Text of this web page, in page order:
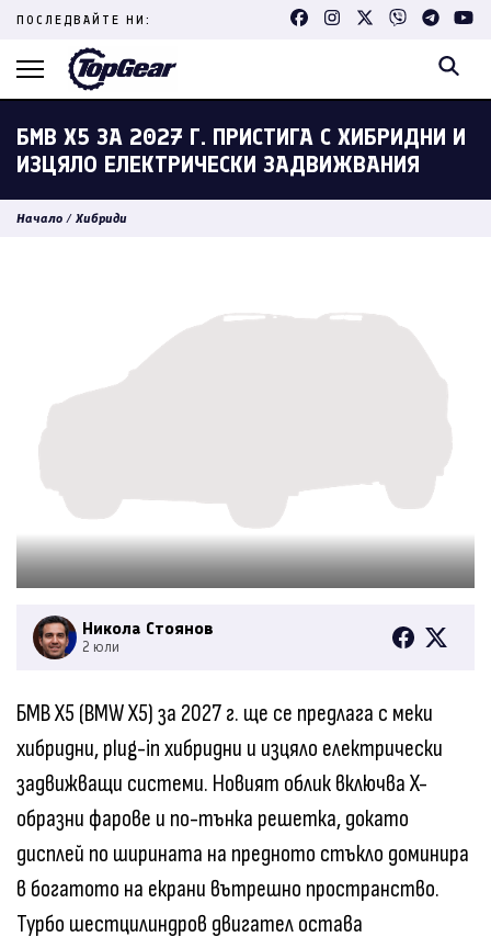
Skip
content
ПОСЛЕДВАЙТЕ НИ:
БМВ X5 ЗА 2027 Г. ПРИСТИГА С ХИБРИДНИ И
ИЗЦЯЛО ЕЛЕКТРИЧЕСКИ ЗАДВИЖВАНИЯ
Начало / Хибриди
Никола Стоянов
2 юли
БМВ X5 (BMW X5) за 2027 г. ще се предлага с меки
хибридни, plug-in хибридни и изцяло електрически
задвижващи системи. Новият облик включва X-
образни фарове и по-тънка решетка, докато
дисплей по ширината на предното стъкло доминира
в богатото на екрани вътрешно пространство.
Турбо шестцилиндров двигател остава